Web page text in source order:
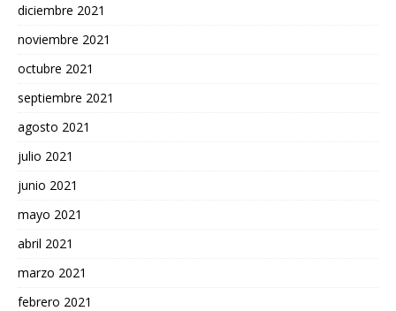
diciembre 2021
noviembre 2021
octubre 2021
septiembre 2021
agosto 2021
julio 2021
junio 2021
mayo 2021
abril 2021
marzo 2021
febrero 2021